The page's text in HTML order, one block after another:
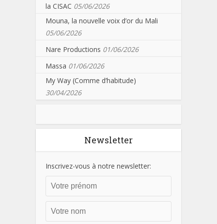
la CISAC 05/06/2026
Mouna, la nouvelle voix d’or du Mali
05/06/2026
Nare Productions 01/06/2026
Massa 01/06/2026
My Way (Comme d’habitude)
30/04/2026
Newsletter
Inscrivez-vous à notre newsletter: